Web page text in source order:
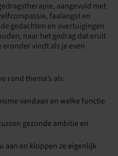
aangevuld met
faalangst en
gedachten en overtuigingen
naar het gedrag dat eruit
vindt als je even
rond thema’s als:
vandaan en welke functie
gezonde ambitie en
aan en kloppen ze eigenlijk